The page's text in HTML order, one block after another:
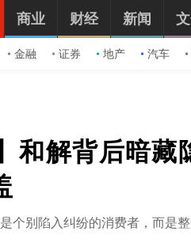
金融 证券 地产 汽车
商业 财经 新闻
和解背后暗
个别陷入纠纷的消费者，而是